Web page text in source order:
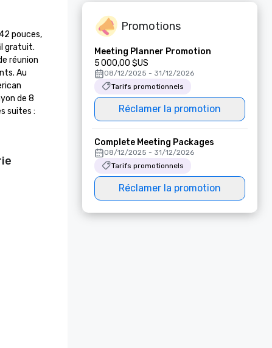
pouces,
gratuit.
réunion
Au
de 8
suites :
Promotions
Meeting Planner Promotion
5 000,00 $US
08/12/2025 - 31/12/2026
Tarifs promotionnels
Réclamer la promotion
Complete Meeting Packages
08/12/2025 - 31/12/2026
Tarifs promotionnels
Réclamer la promotion